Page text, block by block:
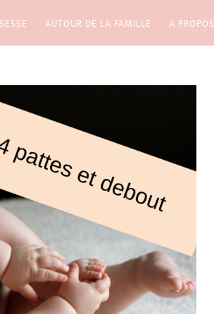
AUTOUR DE LA FAMILLE A PROPOS